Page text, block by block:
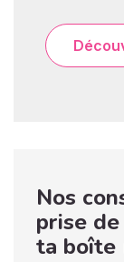
Nos
prise
ta boîte